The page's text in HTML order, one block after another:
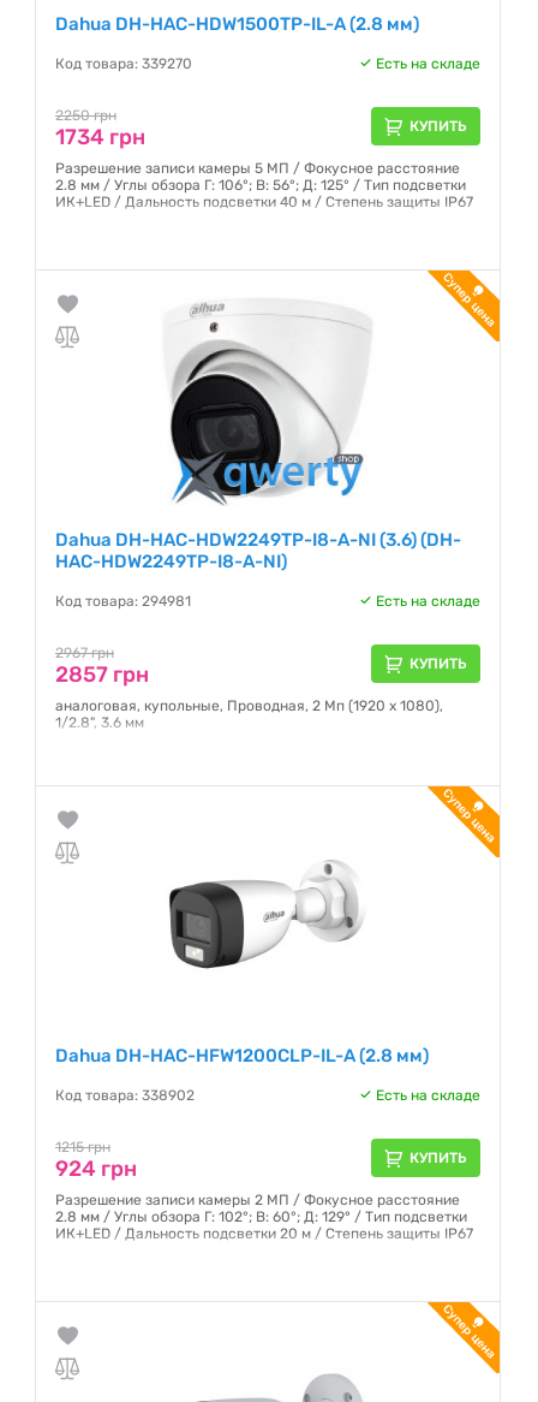
Dahua DH-HAC-HDW1500TP-IL-A (2.8 мм)
Код товара: 339270 Есть на складе
2250 грн
1734 грн КУПИТЬ
Разрешение записи камеры 5 МП / Фокусное расстояние
2.8 мм / Углы обзора Г: 106°; В: 56°; Д: 125° / Тип подсветки
ИК+LED / Дальность подсветки 40 м / Степень защиты IP67
Dahua DH-HAC-HDW2249TP-I8-A-NI (3.6) (DH-
HAC-HDW2249TP-I8-A-NI)
Код товара: 294981 Есть на складе
2967 грн
2857 грн КУПИТЬ
аналоговая, купольные, Проводная, 2 Мп (1920 x 1080),
1/2.8", 3.6 мм
Dahua DH-HAC-HFW1200CLP-IL-A (2.8 мм)
Код товара: 338902 Есть на складе
1215 грн
924 грн КУПИТЬ
Разрешение записи камеры 2 МП / Фокусное расстояние
2.8 мм / Углы обзора Г: 102°; В: 60°; Д: 129° / Тип подсветки
ИК+LED / Дальность подсветки 20 м / Степень защиты IP67